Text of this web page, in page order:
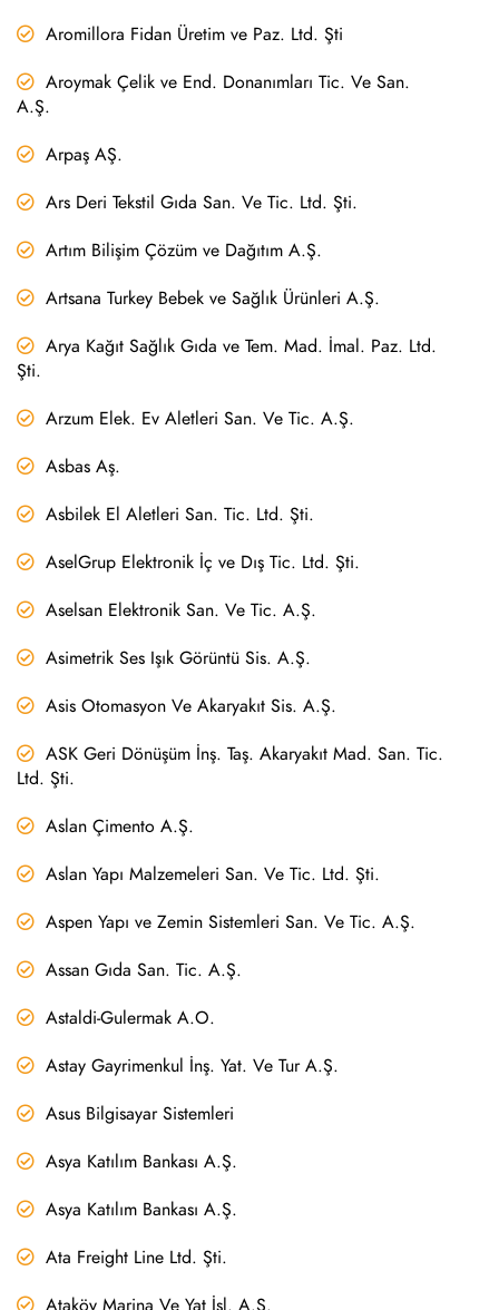
Aromillora Fidan Üretim ve Paz. Ltd. Şti
Aroymak Çelik ve End. Donanımları Tic. Ve San.
A.Ş.
Arpaş AŞ.
Ars Deri Tekstil Gıda San. Ve Tic. Ltd. Şti.
Artım Bilişim Çözüm ve Dağıtım A.Ş.
Artsana Turkey Bebek ve Sağlık Ürünleri A.Ş.
Arya Kağıt Sağlık Gıda ve Tem. Mad. İmal. Paz. Ltd.
Şti.
Arzum Elek. Ev Aletleri San. Ve Tic. A.Ş.
Asbas Aş.
Asbilek El Aletleri San. Tic. Ltd. Şti.
AselGrup Elektronik İç ve Dış Tic. Ltd. Şti.
Aselsan Elektronik San. Ve Tic. A.Ş.
Asimetrik Ses Işık Görüntü Sis. A.Ş.
Asis Otomasyon Ve Akaryakıt Sis. A.Ş.
ASK Geri Dönüşüm İnş. Taş. Akaryakıt Mad. San. Tic.
Ltd. Şti.
Aslan Çimento A.Ş.
Aslan Yapı Malzemeleri San. Ve Tic. Ltd. Şti.
Aspen Yapı ve Zemin Sistemleri San. Ve Tic. A.Ş.
Assan Gıda San. Tic. A.Ş.
Astaldi-Gulermak A.O.
Astay Gayrimenkul İnş. Yat. Ve Tur A.Ş.
Asus Bilgisayar Sistemleri
Asya Katılım Bankası A.Ş.
Asya Katılım Bankası A.Ş.
Ata Freight Line Ltd. Şti.